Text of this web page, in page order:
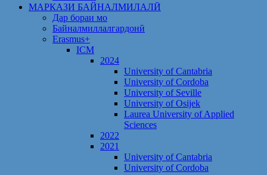
МАРКАЗИ БАЙНАЛМИЛАЛӢ
Дар бораи мо
Байналмиллалгардонӣ
Erasmus+
ICM
2024
University of Cantabria
University of Cordoba
University of Seville
University of Osijek
Laurea University of Applied
Sciences
2022
2021
University of Cantabria
University of Cordoba